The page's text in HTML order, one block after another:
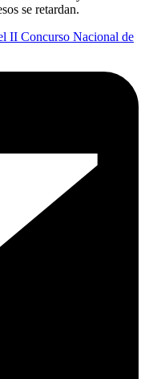
se retardan.
II Concurso Nacional de